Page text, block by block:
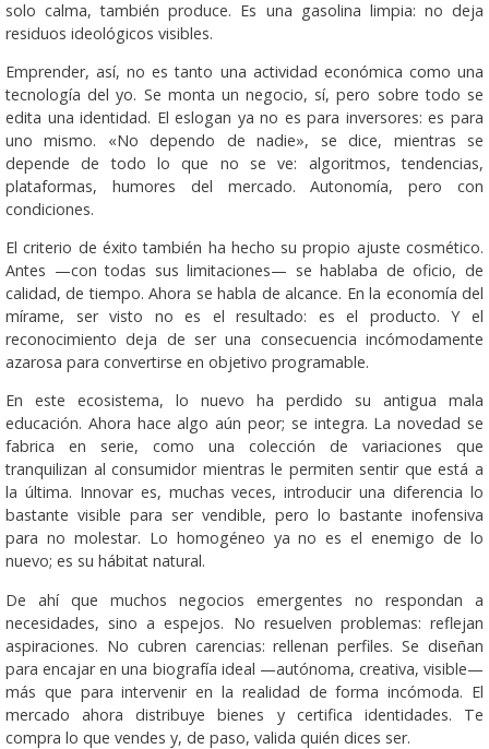
solo calma, también produce. Es una gasolina limpia: no deja
residuos ideológicos visibles.
Emprender, así, no es tanto una actividad económica como una
tecnología del yo. Se monta un negocio, sí, pero sobre todo se
edita una identidad. El eslogan ya no es para inversores: es para
uno mismo. «No dependo de nadie», se dice, mientras se
depende de todo lo que no se ve: algoritmos, tendencias,
plataformas, humores del mercado. Autonomía, pero con
condiciones.
El criterio de éxito también ha hecho su propio ajuste cosmético.
Antes —con todas sus limitaciones— se hablaba de oficio, de
calidad, de tiempo. Ahora se habla de alcance. En la economía del
mírame, ser visto no es el resultado: es el producto. Y el
reconocimiento deja de ser una consecuencia incómodamente
azarosa para convertirse en objetivo programable.
En este ecosistema, lo nuevo ha perdido su antigua mala
educación. Ahora hace algo aún peor; se integra. La novedad se
fabrica en serie, como una colección de variaciones que
tranquilizan al consumidor mientras le permiten sentir que está a
la última. Innovar es, muchas veces, introducir una diferencia lo
bastante visible para ser vendible, pero lo bastante inofensiva
para no molestar. Lo homogéneo ya no es el enemigo de lo
nuevo; es su hábitat natural.
De ahí que muchos negocios emergentes no respondan a
necesidades, sino a espejos. No resuelven problemas: reflejan
aspiraciones. No cubren carencias: rellenan perfiles. Se diseñan
para encajar en una biografía ideal —autónoma, creativa, visible—
más que para intervenir en la realidad de forma incómoda. El
mercado ahora distribuye bienes y certifica identidades. Te
compra lo que vendes y, de paso, valida quién dices ser.